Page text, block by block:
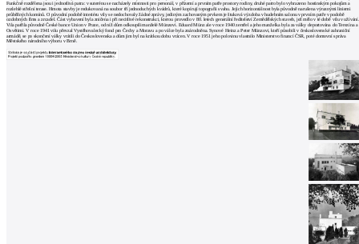
Funkčně rozdělena jsou i jednotlivá patra: v suterénu se nacházely místnosti pro personál, v přízemí a prvním patře prostory rodiny, druhé patro bylo vyhrazeno hostinským pokojům a
rozlehlé střešní terase. Hmota stavby je redukovaná na soubor tří jednoduchých kvádrů, které kopírují topografii svahu. Jejich horizontálnost byla původně narušena výraznými liniemi
průběžných komínů. O původní podobě interiéru vily se nedochovaly žádné zprávy, jediným zachovaným prvkem je štuková výzdoba v hudebním salonu v prvním patře v podobě
ozdobných říms a zrcadel. Část vybavení byla zničena i při necitlivé rekonstrukci, kterou provedlo v 80. letech generální ředitelství Zemědělských staveb, jež mělo v té době vilu v užívání.
Vila patřila původně České bance Union v Praze, od níž dům odkoupili manželé Münzovi. Eduard Münz ale v roce 1940 zemřel a jeho manželka byla za války deportována do Terezína a
Osvětimi. V roce 1941 vilu převzal Vystěhovalecký fond pro Čechy a Moravu a po válce byla znárodněna. Synové Heinz a Peter Münzovi, kteří působili v československé zahraniční
armádě, se po skončení války vrátili do Československa a dům jim byl na krátkou dobu vrácen. V roce 1951 jeho polovinu vlastnilo Ministerstvo financí ČSR, poté domovní správa
Městského národního výboru v Brně.
architektů
Katalog
dodavatelů
Vložit